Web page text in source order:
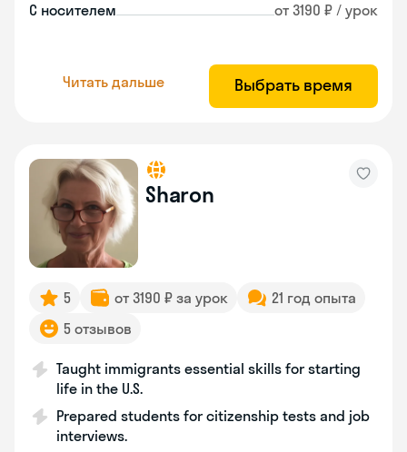
С носителем от 3190 ₽ / урок
Читать дальше Выбрать время
Sharon
5 от 3190 ₽ за урок
21 год опыта
5 отзывов
Taught immigrants essential skills for starting
life in the U.S.
Prepared students for citizenship tests and job
interviews.